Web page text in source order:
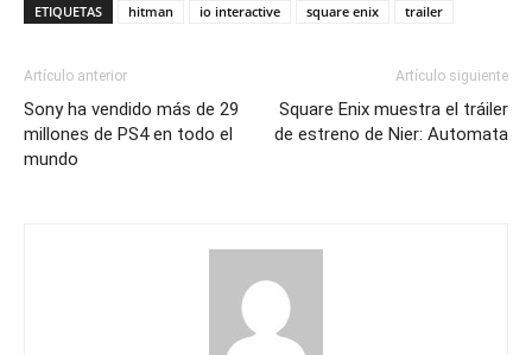
ETIQUETAS hitman io interactive square enix trailer
Artículo anterior
Sony ha vendido más de 29
millones de PS4 en todo el
mundo
Artículo siguiente
Square Enix muestra el tráiler
de estreno de Nier: Automata